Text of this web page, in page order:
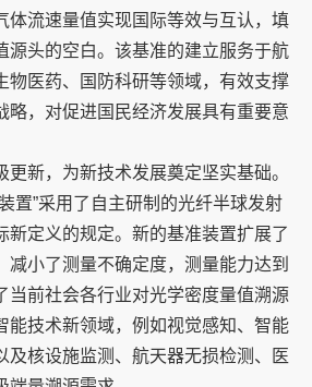
体流速量值实现国际等效与互认，填
源头的空白。该基准的建立服务于航
物医药、国防科研等领域，有效支撑
略，对促进国民经济发展具有重要意
更新，为新技术发展奠定坚实基础。
置”采用了自主研制的光纤半球发射
新定义的规定。新的基准装置扩展了
减小了测量不确定度，测量能力达到
当前社会各行业对光学密度量值溯源
能技术新领域，例如视觉感知、智能
及核设施监测、航天器无损检测、医